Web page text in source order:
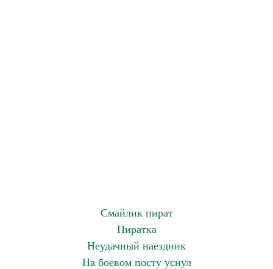
Смайлик пират
Пиратка
Неудачный наездник
На боевом посту уснул